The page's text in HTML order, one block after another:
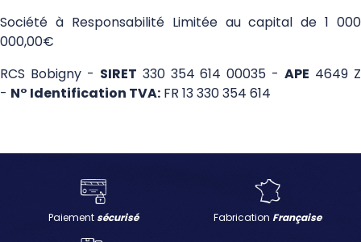
Société à Responsabilité Limitée au capital de 1 000
000,00€
RCS Bobigny - SIRET 330 354 614 00035 -APE 4649 Z
- N° Identification TVA: FR 13 330 354 614
Paiement sécurisé Fabrication Française